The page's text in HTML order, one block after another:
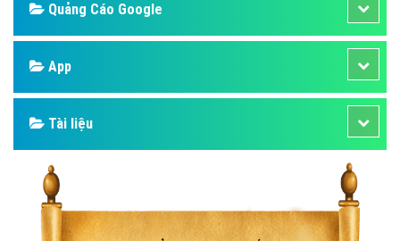
Quảng Cáo Google
App
Tài liệu